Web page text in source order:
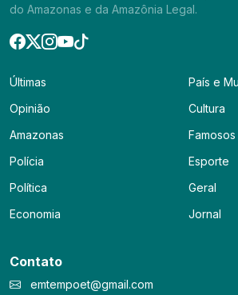
do Amazonas e da Amazônia Legal.
Últimas
Opinião
Amazonas
Polícia
Política
Economia
País e
Cultura
Famosos
Esporte
Geral
Jornal
Contato
emtempoet@gmail.com